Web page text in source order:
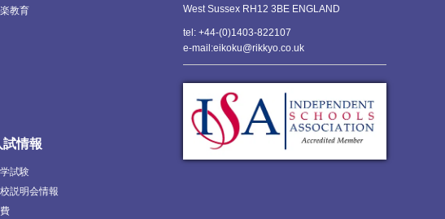
West Sussex RH12 3BE ENGLAND
tel: +44-(0)1403-822107
e-mail:eikoku@rikkyo.co.uk
教育
試情報
試験
説明会情報